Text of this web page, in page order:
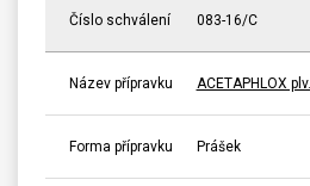
Číslo schválení 083-16/C
Název přípravku ACETAPHLOX plv.
Forma přípravku Prášek